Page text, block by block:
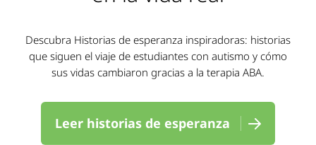
Descubra Historias de esperanza inspiradoras: historias
que siguen el viaje de estudiantes con autismo y cómo
sus vidas cambiaron gracias a la terapia ABA.
Leer historias de esperanza